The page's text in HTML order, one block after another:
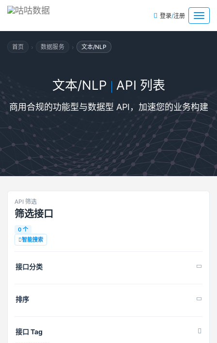
菜
单
登录/注册
首页 › 数据服务 › 文本/NLP
文本/NLP | API 列表
商用合规的功能型与数据型 API，加速您的业务构建
API 筛选
筛选接口
0 个
智能搜索
接口分类
排序
接口 Tag